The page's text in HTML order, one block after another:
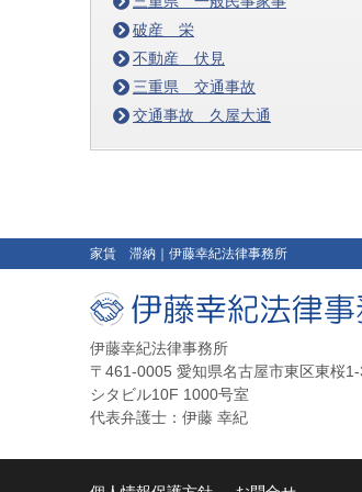
破産 栄
不動産 伏見
三重県 交通事故
交通事故 久屋大通
家賃 滞納 ｜伊藤幸紀法律事務所
伊藤幸紀法律事務所
〒461-0005 愛知県名古屋市東区東桜
シタビル10F 1000号室
代表弁護士：伊藤 幸紀